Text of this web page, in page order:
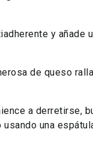
y añade
de queso
a derretirse,
una